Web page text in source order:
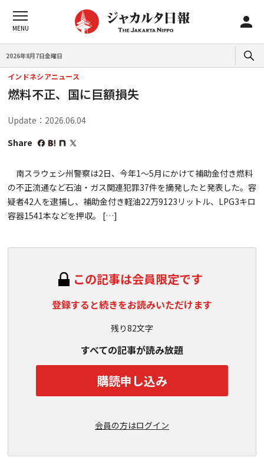
2026年8月7日金曜日
インドネシアニュース
燃料不正、国に巨額損失
Update：2026.06.04
Share
南スラウェシ州警察は2日、今年1～5月にかけて補助金付き燃料
の不正流通など石油・ガス関連犯罪37件を摘発したと発表した。容
疑者42人を逮捕し、補助金付き軽油22万9123リットル、LPG3キロ
容器1541本などを押収。 […]
この記事は会員限定です
登録すると続きをお読みいただけます
残り82文字
すべての記事が読み放題
購読申し込み
会員の方はログイン